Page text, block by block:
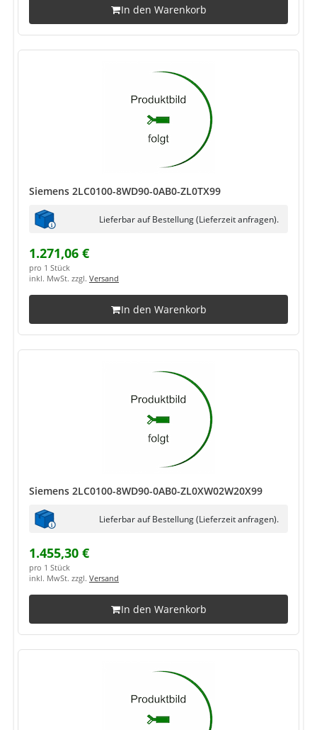
In den Warenkorb
Siemens 2LC0100-8WD90-0AB0-ZL0TX99
Lieferbar auf Bestellung (Lieferzeit anfragen).
1.271,06 €
pro 1 Stück
inkl. MwSt. zzgl. Versand
In den Warenkorb
Siemens 2LC0100-8WD90-0AB0-ZL0XW02W20X99
Lieferbar auf Bestellung (Lieferzeit anfragen).
1.455,30 €
pro 1 Stück
inkl. MwSt. zzgl. Versand
In den Warenkorb